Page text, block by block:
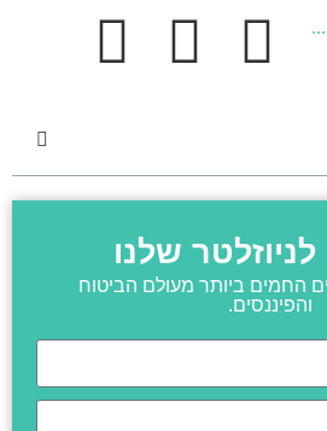
שלנו
החמים ביותר מעולם הביטוח
והפיננסים.